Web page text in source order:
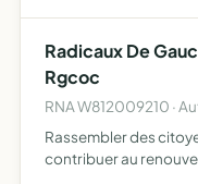
Radicaux De
Rgcoc
RNA W812009210 ·
Rassembler des
contribuer au